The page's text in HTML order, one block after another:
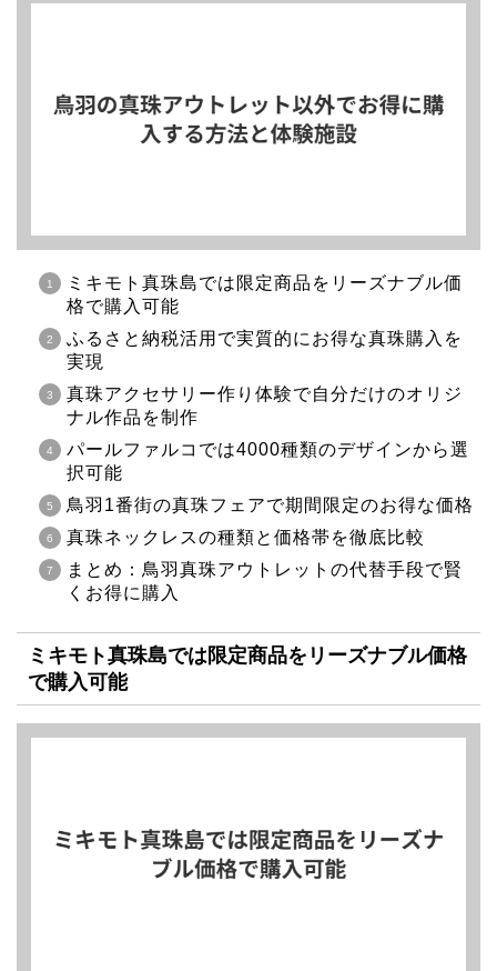
ミキモト真珠島では限定商品をリーズナブル価
格で購入可能
ふるさと納税活用で実質的にお得な真珠購入を
実現
真珠アクセサリー作り体験で自分だけのオリジ
ナル作品を制作
パールファルコでは4000種類のデザインから選
択可能
鳥羽1番街の真珠フェアで期間限定のお得な価格
真珠ネックレスの種類と価格帯を徹底比較
まとめ：鳥羽真珠アウトレットの代替手段で賢
くお得に購入
ミキモト真珠島では限定商品をリーズナブル価格
で購入可能